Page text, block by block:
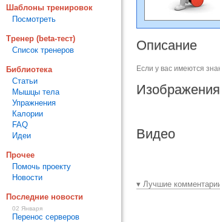
Описание
Если у вас имеются
Изображения
Видео
▾ Лучшие
Шаблоны тренировок
Посмотреть
Тренер (beta-тест)
Список тренеров
Библиотека
Статьи
Мышцы тела
Упражнения
Калории
FAQ
Идеи
Прочее
Помочь проекту
Новости
Последние новости
02 Января
Перенос серверов